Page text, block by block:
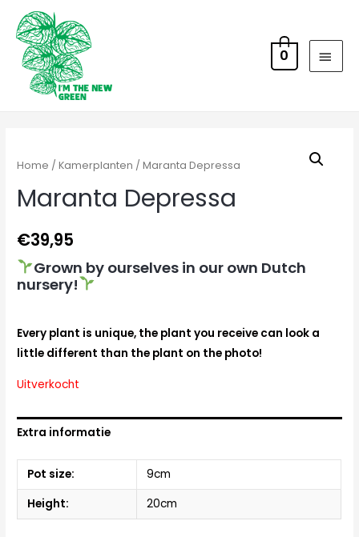
0
Home /Kamerplanten / Maranta Depressa
Maranta Depressa
€39,95
Grown by ourselves in our own Dutch
nursery!
Every plant is unique, the plant you receive can look a
little different than the plant on the photo!
Uitverkocht
Extra informatie
Pot size:
9cm
Height:
20cm